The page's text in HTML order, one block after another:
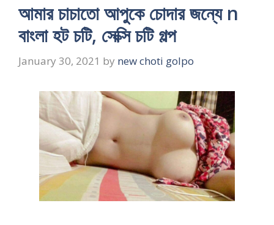
আমার চাচাতো আপুকে চোদার জন্যে n
বাংলা হট চটি, সেক্সি চটি গল্প
January 30, 2021 by new choti golpo